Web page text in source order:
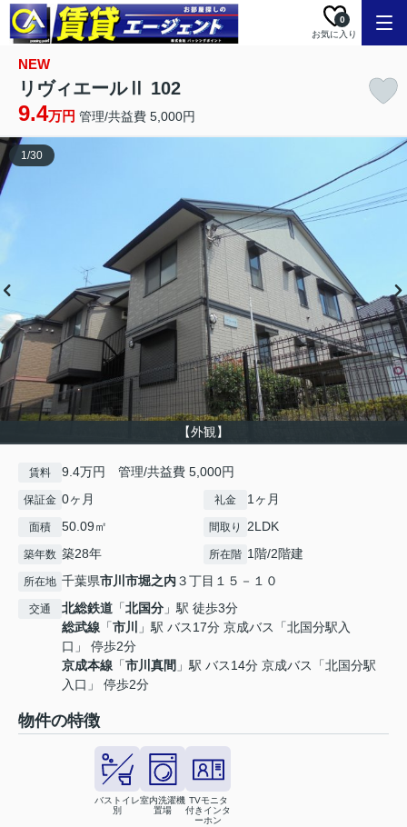
お気に入り
0
NEW
リヴィエールⅡ 102
9.4万円 管理/共益費 5,000円
【外観】
1/30
賃料 9.4万円 管理/共益費 5,000円
保証金 0ヶ月 礼金 1ヶ月
面積 50.09㎡ 間取り 2LDK
築年数 築28年 所在階 1階/2階建
所在地 千葉県市川市堀之内３丁目１５－１０
交通 北総鉄道 「北国分 」駅 徒歩3分
総武線 「市川
」駅 バス17分 京成バス「北国分駅入
口」 停歩2分
京成本線 「市川真間 」駅 バス14分 京成バス「北国分駅
入口」 停歩2分
物件の特徴
バストイレ
別
室内洗濯機
置場
TVモニタ
付きインタ
ーホン